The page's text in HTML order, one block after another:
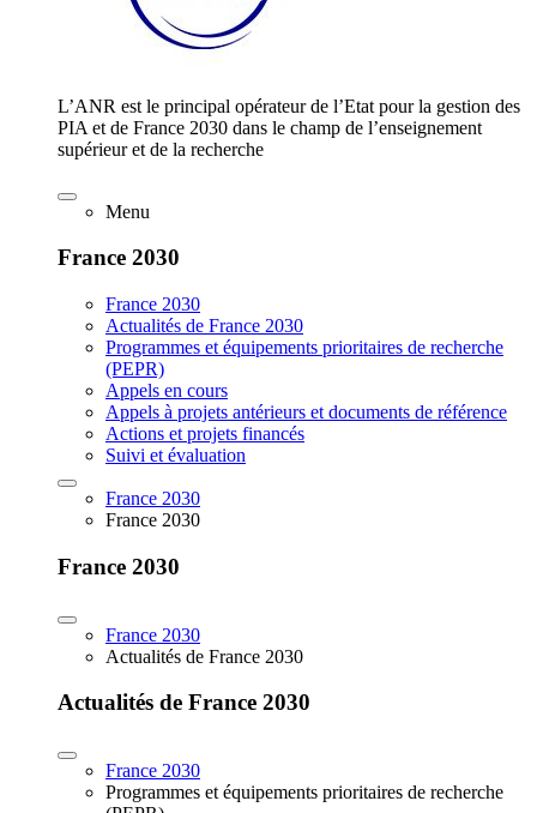
L’ANR est le principal opérateur de l’Etat pour la gestion des
PIA et de France 2030 dans le champ de l’enseignement
supérieur et de la recherche
Menu
France 2030
France 2030
Actualités de France 2030
Programmes et équipements prioritaires de recherche
(PEPR)
Appels en cours
Appels à projets antérieurs et documents de référence
Actions et projets financés
Suivi et évaluation
France 2030
France 2030
France 2030
France 2030
Actualités de France 2030
Actualités de France 2030
France 2030
Programmes et équipements prioritaires de recherche